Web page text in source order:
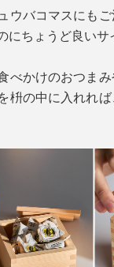
ウバコマスにも
にちょうど良いサ
べかけのおつま
枡の中に入れれ